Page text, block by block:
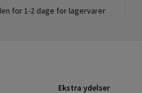
for 1-2 dage for lagervarer
Ekstra ydelser